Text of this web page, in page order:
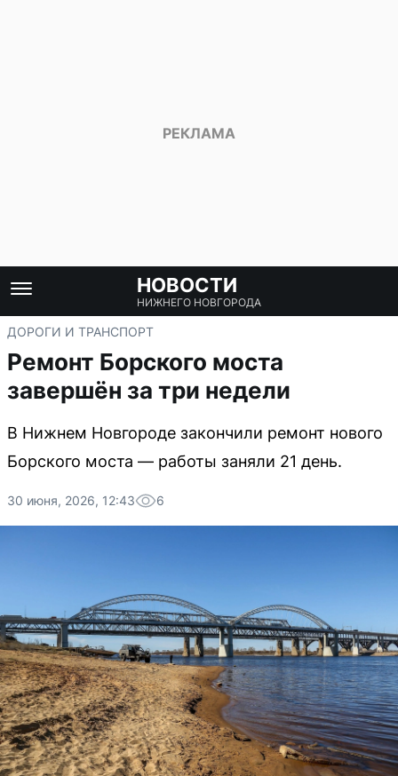
НОВОСТИ
НИЖНЕГО НОВГОРОДА
ДОРОГИ И ТРАНСПОРТ
Ремонт Борского моста
завершён за три недели
В Нижнем Новгороде закончили ремонт нового
Борского моста — работы заняли 21 день.
30 июня, 2026, 12:43 6